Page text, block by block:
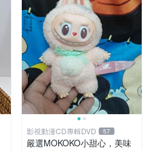
影視動漫CD專輯DVD 57
嚴選MOKOKO小甜心，美味